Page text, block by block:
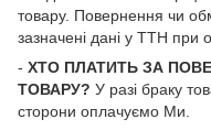
товару. Повернення чи
зазначені дані у ТТН при
- ХТО ПЛАТИТЬ ЗА
ТОВАРУ? У разі браку
сторони оплачуємо Ми.